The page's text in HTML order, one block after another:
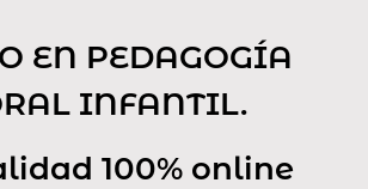
EN PEDAGOGÍA
INFANTIL.
100% online